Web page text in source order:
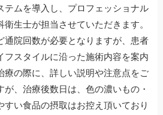
テムを導入し、プロフェッショナル
生士が担当させていただきます。
通院回数が必要となりますが、患者
フスタイルに沿った施術内容を案内
療の際に、詳しい説明や注意点をご
、治療後数日は、色の濃いもの・
すい食品の摂取はお控え頂いており